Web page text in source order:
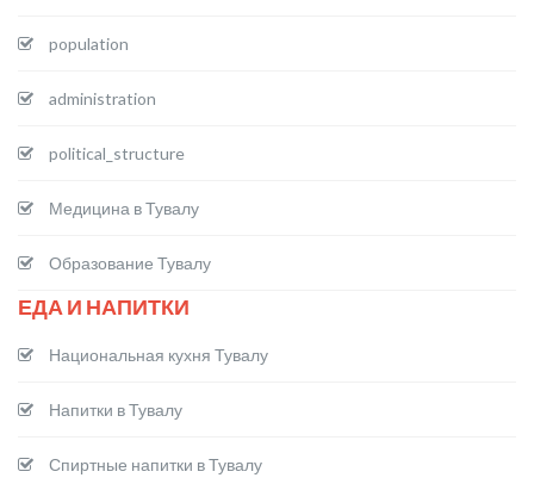
population
administration
political_structure
Медицина в Тувалу
Образование Тувалу
ЕДА И НАПИТКИ
Национальная кухня Тувалу
Напитки в Тувалу
Спиртные напитки в Тувалу